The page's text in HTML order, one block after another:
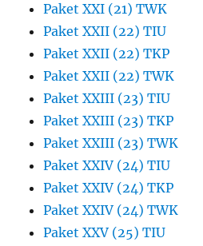
Paket XXI (21) TWK
Paket XXII (22) TIU
Paket XXII (22) TKP
Paket XXII (22) TWK
Paket XXIII (23) TIU
Paket XXIII (23) TKP
Paket XXIII (23) TWK
Paket XXIV (24) TIU
Paket XXIV (24) TKP
Paket XXIV (24) TWK
Paket XXV (25) TIU